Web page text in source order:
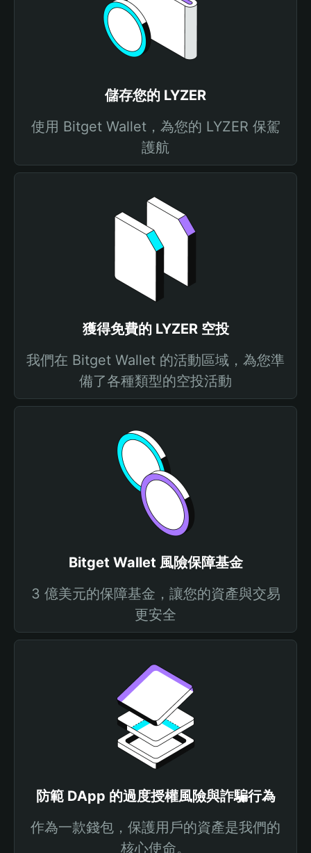
儲存您的 LYZER
使用 Bitget Wallet，為您的 LYZER 保駕
護航
獲得免費的 LYZER 空投
我們在 Bitget Wallet 的活動區域，為您準
備了各種類型的空投活動
Bitget Wallet 風險保障基金
3 億美元的保障基金，讓您的資產與交易
更安全
防範 DApp 的過度授權風險與詐騙行為
作為一款錢包，保護用戶的資產是我們的
核心使命。